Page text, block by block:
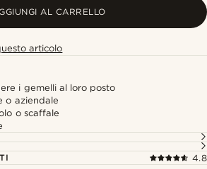
AL CARRELLO
articolo
i gemelli al loro posto
o aziendale
o scaffale
4.8